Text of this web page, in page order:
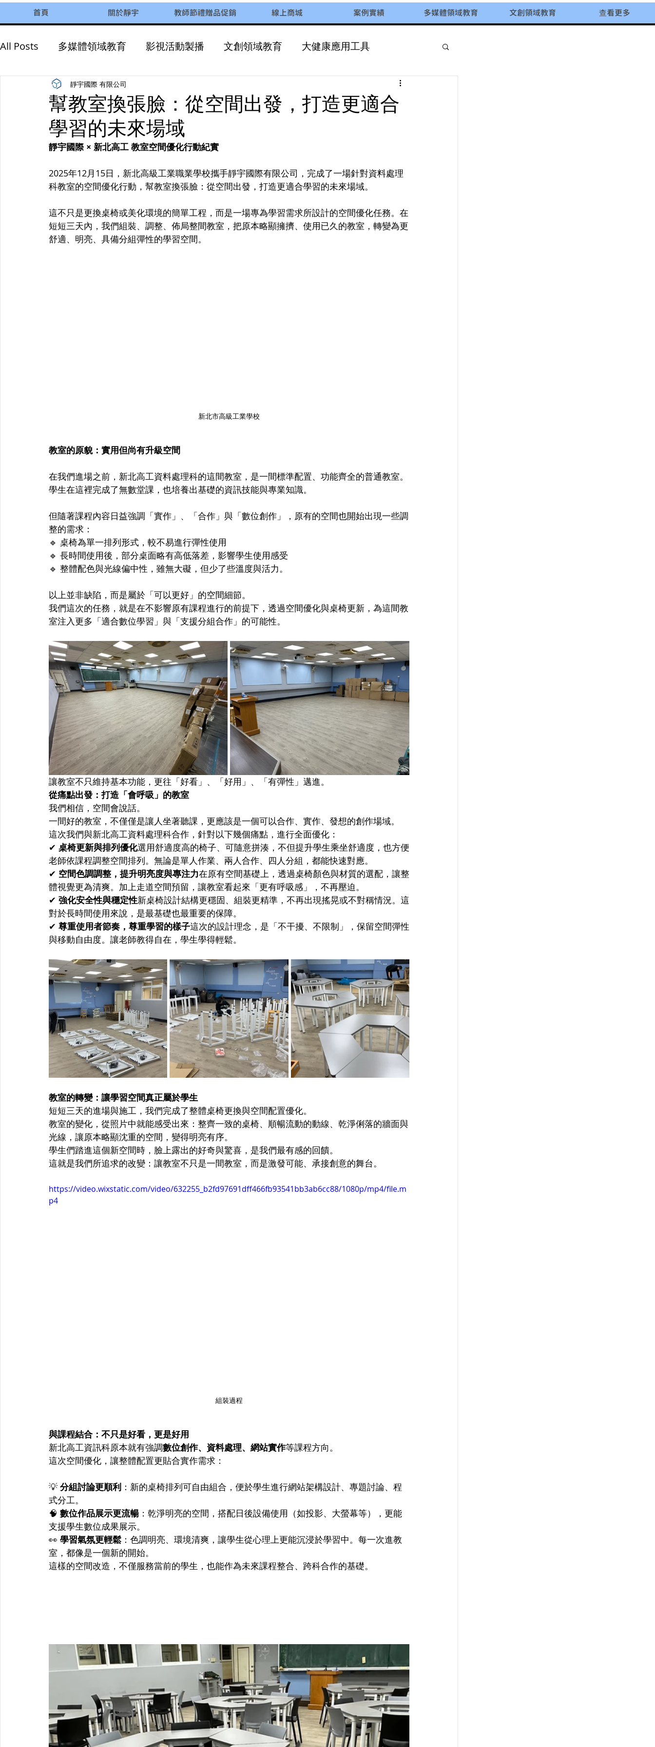
首頁 關於靜宇 教師節禮贈品促銷 線上商城 案例實績 多媒體領域教育 文創領域教育 查看更多
All Posts 多媒體領域教育 影視活動製播 文創領域教育 大健康應用工具
AI智慧教育 永續發展
幫教室換張臉：從空間出發，打造更適合
學習的未來場域
靜宇國際 有限公司
靜宇國際 × 新北高工 教室空間優化行動紀實
2025年12月15日，新北高級工業職業學校攜手靜宇國際有限公司，完成了一場針對資料處理
科教室的空間優化行動，幫教室換張臉：從空間出發，打造更適合學習的未來場域。
這不只是更換桌椅或美化環境的簡單工程，而是一場專為學習需求所設計的空間優化任務。在
短短三天內，我們組裝、調整、佈局整間教室，把原本略顯擁擠、使用已久的教室，轉變為更
舒適、明亮、具備分組彈性的學習空間。
新北市高級工業學校
教室的原貌：實用但尚有升級空間
在我們進場之前，新北高工資料處理科的這間教室，是一間標準配置、功能齊全的普通教室。
學生在這裡完成了無數堂課，也培養出基礎的資訊技能與專業知識。
但隨著課程內容日益強調「實作」、「合作」與「數位創作」，原有的空間也開始出現一些調
整的需求：
🔹 桌椅為單一排列形式，較不易進行彈性使用
🔹 長時間使用後，部分桌面略有高低落差，影響學生使用感受
🔹 整體配色與光線偏中性，雖無大礙，但少了些溫度與活力。
以上並非缺陷，而是屬於「可以更好」的空間細節。
我們這次的任務，就是在不影響原有課程進行的前提下，透過空間優化與桌椅更新，為這間教
室注入更多「適合數位學習」與「支援分組合作」的可能性。
讓教室不只維持基本功能，更往「好看」、「好用」、「有彈性」邁進。
從痛點出發：打造「會呼吸」的教室
我們相信，空間會說話。
一間好的教室，不僅僅是讓人坐著聽課，更應該是一個可以合作、實作、發想的創作場域。
這次我們與新北高工資料處理科合作，針對以下幾個痛點，進行全面優化：
✔ 桌椅更新與排列優化選用舒適度高的椅子、可隨意拼湊，不但提升學生乘坐舒適度，也方便
老師依課程調整空間排列。無論是單人作業、兩人合作、四人分組，都能快速對應。
✔ 空間色調調整，提升明亮度與專注力在原有空間基礎上，透過桌椅顏色與材質的選配，讓整
體視覺更為清爽。加上走道空間預留，讓教室看起來「更有呼吸感」，不再壓迫。
✔ 強化安全性與穩定性新桌椅設計結構更穩固、組裝更精準，不再出現搖晃或不對稱情況。這
對於長時間使用來說，是最基礎也最重要的保障。
✔ 尊重使用者節奏，尊重學習的樣子這次的設計理念，是「不干擾、不限制」，保留空間彈性
與移動自由度。讓老師教得自在，學生學得輕鬆。
教室的轉變：讓學習空間真正屬於學生
短短三天的進場與施工，我們完成了整體桌椅更換與空間配置優化。
教室的變化，從照片中就能感受出來：整齊一致的桌椅、順暢流動的動線、乾淨俐落的牆面與
光線，讓原本略顯沈重的空間，變得明亮有序。
學生們踏進這個新空間時，臉上露出的好奇與驚喜，是我們最有感的回饋。
這就是我們所追求的改變：讓教室不只是一間教室，而是激發可能、承接創意的舞台。
https://video.wixstatic.com/video/632255_b2fd97691dff466fb93541bb3ab6cc88/1080p/mp4/file.m
p4
組裝過程
與課程結合：不只是好看，更是好用
新北高工資訊科原本就有強調數位創作、資料處理、網站實作等課程方向。
這次空間優化，讓整體配置更貼合實作需求：
💡 分組討論更順利 ：新的桌椅排列可自由組合，便於學生進行網站架構設計、專題討論、程
式分工。
🧠 數位作品展示更流暢 ：乾淨明亮的空間，搭配日後設備使用（如投影、大螢幕等），更能
支援學生數位成果展示。
👀 學習氣氛更輕鬆 ：色調明亮、環境清爽，讓學生從心理上更能沉浸於學習中。每一次進教
室，都像是一個新的開始。
這樣的空間改造，不僅服務當前的學生，也能作為未來課程整合、跨科合作的基礎。